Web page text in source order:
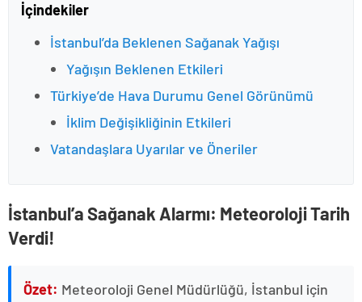
İçindekiler
İstanbul’da Beklenen Sağanak Yağışı
Yağışın Beklenen Etkileri
Türkiye’de Hava Durumu Genel Görünümü
İklim Değişikliğinin Etkileri
Vatandaşlara Uyarılar ve Öneriler
İstanbul’a Sağanak Alarmı: Meteoroloji Tarih
Verdi!
Özet: Meteoroloji Genel Müdürlüğü, İstanbul için